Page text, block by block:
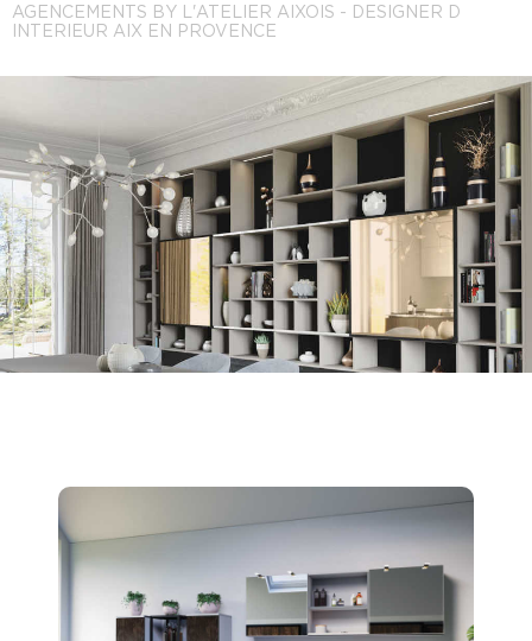
AGENCEMENTS BY L'ATELIER AIXOIS - DESIGNER D
INTERIEUR AIX EN PROVENCE